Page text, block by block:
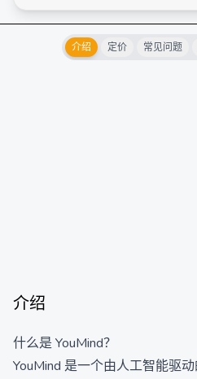
介绍 定价 常见问题
介绍
什么是 YouMind？
YouMind 是一个由人工智能驱